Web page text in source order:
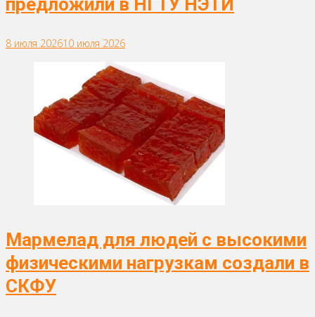
предложили в НГТУ НЭТИ
8 июля 202610 июля 2026
Мармелад для людей с высокими
физическими нагрузкам создали в
СКФУ